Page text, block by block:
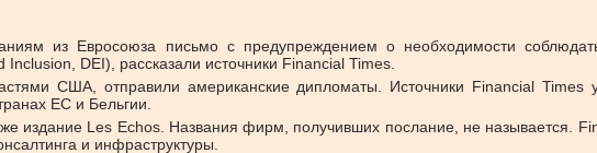
из Евросоюза письмо с предупреждением о необходимости
DEI), рассказали источники Financial Times.
США, отправили американские дипломаты. Источники Financial Times
ЕС и Бельгии.
издание Les Echos. Названия фирм, получивших послание, не называется.
и инфраструктуры.